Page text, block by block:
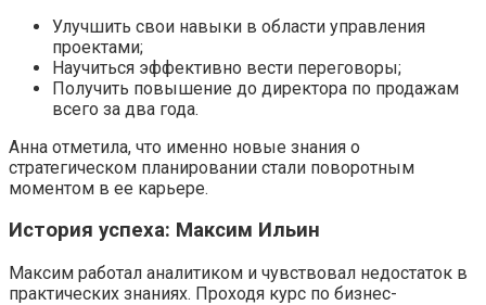
Улучшить свои навыки в области управления
проектами;
Научиться эффективно вести переговоры;
Получить повышение до директора по продажам
всего за два года.
Анна отметила, что именно новые знания о
стратегическом планировании стали поворотным
моментом в ее карьере.
История успеха: Максим Ильин
Максим работал аналитиком и чувствовал недостаток в
практических знаниях. Проходя курс по бизнес-